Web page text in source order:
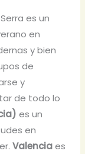
es un
en
y bien
de
y
de todo lo
es un
en
Valenciaes